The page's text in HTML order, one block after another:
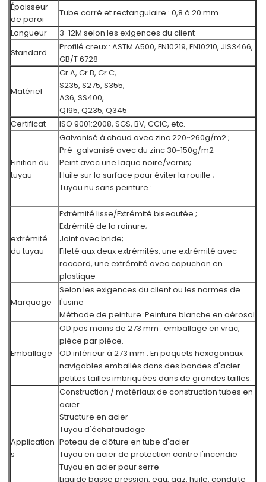
Épaisseur
de paroi
Tube carré et rectangulaire : 0,8 à 20 mm
Longueur
3-12M selon les exigences du client
Standard
Profilé creux : ASTM A500, EN10219, EN10210, JIS3466,
GB/T 6728
Matériel
Gr.A, Gr.B, Gr.C,
S235, S275, S355,
A36, SS400,
Q195, Q235, Q345
Certificat
ISO 9001:2008, SGS, BV, CCIC, etc.
Finition du
tuyau
Galvanisé à chaud avec zinc 220~260g/m2 ;
Pré-galvanisé avec du zinc 30~150g/m2
Peint avec une laque noire/vernis;
Huile sur la surface pour éviter la rouille ;
Tuyau nu sans peinture :
extrémité
du tuyau
Extrémité lisse/Extrémité biseautée ;
Extrémité de la rainure;
Joint avec bride;
Fileté aux deux extrémités, une extrémité avec
raccord, une extrémité avec capuchon en
plastique
Marquage
Selon les exigences du client ou les normes de
l'usine
Méthode de peinture :Peinture blanche en aérosol
Emballage
OD pas moins de 273 mm : emballage en vrac,
pièce par pièce.
OD inférieur à 273 mm : En paquets hexagonaux
navigables emballés dans des bandes d'acier.
petites tailles imbriquées dans de grandes tailles.
Application
s
Construction / matériaux de construction tubes en
acier
Structure en acier
Tuyau d'échafaudage
Poteau de clôture en tube d'acier
Tuyau en acier de protection contre l'incendie
Tuyau en acier pour serre
Liquide basse pression, eau, gaz, huile, conduite